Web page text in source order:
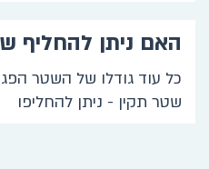
האם ניתן להחליף
כל עוד גודלו של השטר
שטר תקין - ניתן להחליפו